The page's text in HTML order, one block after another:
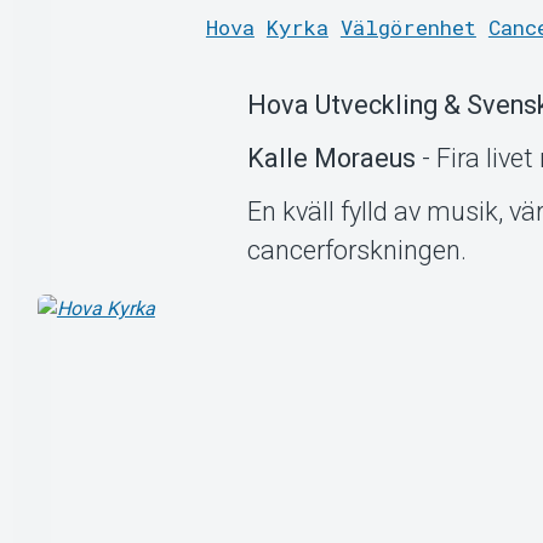
Hova Kyrka Välgörenhet
Hova Utveckling &
Kalle Moraeus - Fira livet
En kväll fylld av musik,
cancerforskningen.